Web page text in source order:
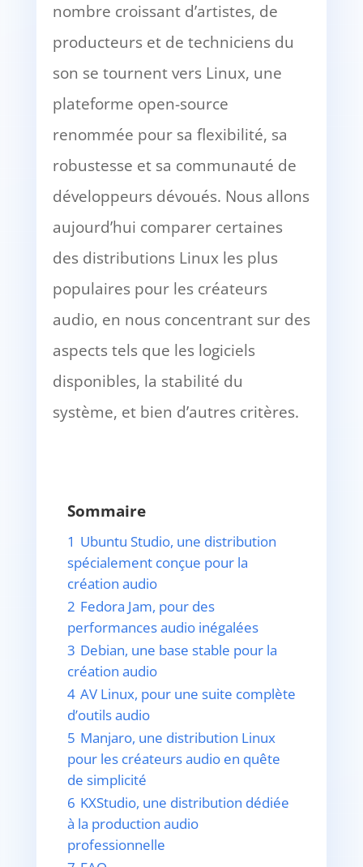
nombre croissant d’artistes, de
producteurs et de techniciens du
son se tournent vers Linux, une
plateforme open-source
renommée pour sa flexibilité, sa
robustesse et sa communauté de
développeurs dévoués. Nous allons
aujourd’hui comparer certaines
des distributions Linux les plus
populaires pour les créateurs
audio, en nous concentrant sur des
aspects tels que les logiciels
disponibles, la stabilité du
système, et bien d’autres critères.
Sommaire
1 Ubuntu Studio, une distribution
spécialement conçue pour la
création audio
2 Fedora Jam, pour des
performances audio inégalées
3 Debian, une base stable pour la
création audio
4 AV Linux, pour une suite complète
d’outils audio
5 Manjaro, une distribution Linux
pour les créateurs audio en quête
de simplicité
6 KXStudio, une distribution dédiée
à la production audio
professionnelle